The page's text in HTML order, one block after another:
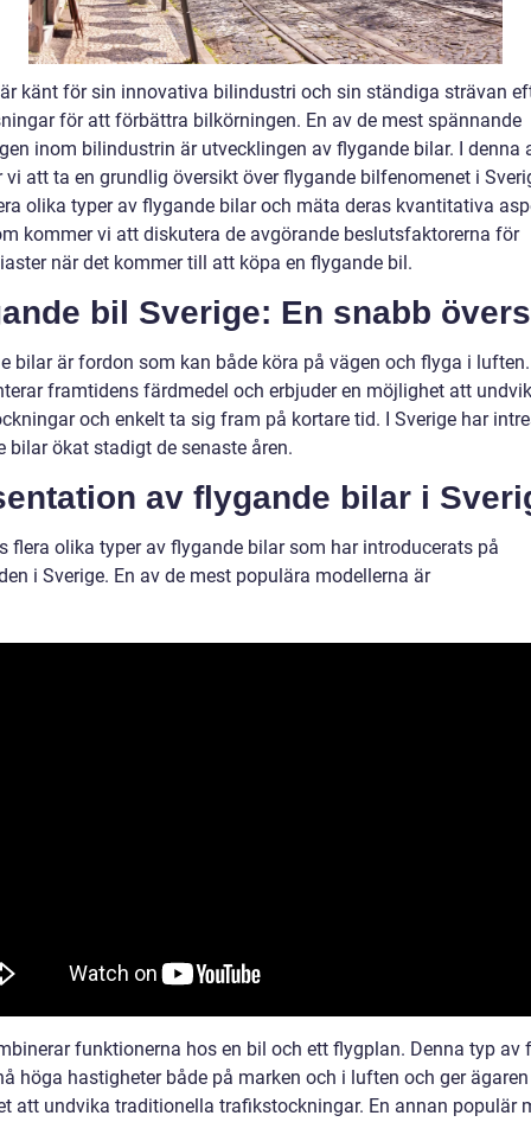
känt för sin innovativa bilindustri och sin ständiga strävan
för att förbättra bilkörningen. En av de mest spännande
inom bilindustrin är utvecklingen av flygande bilar. I denna
vi att ta en grundlig översikt över flygande bilfenomenet i
olika typer av flygande bilar och mäta deras kvantitativa
kommer vi att diskutera de avgörande beslutsfaktorerna för
när det kommer till att köpa en flygande bil.
bil Sverige: En snabb
bilar är fordon som kan både köra på vägen och flyga i
framtidens färdmedel och erbjuder en möjlighet att
och enkelt ta sig fram på kortare tid. I Sverige har
bilar ökat stadigt de senaste åren.
av flygande bilar i
flera olika typer av flygande bilar som har introducerats på
i Sverige. En av de mest populära modellerna är
funktionerna hos en bil och ett flygplan. Denna typ av
höga hastigheter både på marken och i luften och ger ägaren
att undvika traditionella trafikstockningar. En annan populär